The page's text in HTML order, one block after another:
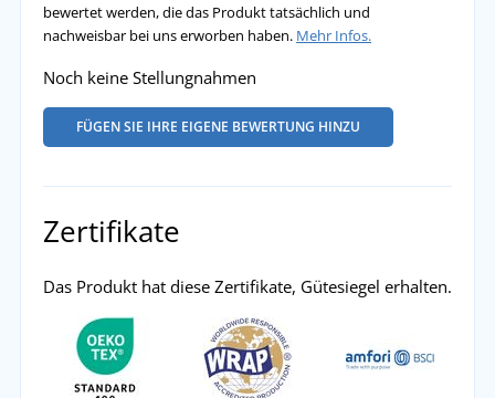
bewertet werden, die das Produkt tatsächlich und
nachweisbar bei uns erworben haben. Mehr Infos.
Noch keine Stellungnahmen
FÜGEN SIE IHRE EIGENE BEWERTUNG HINZU
Zertifikate
Das Produkt hat diese Zertifikate, Gütesiegel erhalten.